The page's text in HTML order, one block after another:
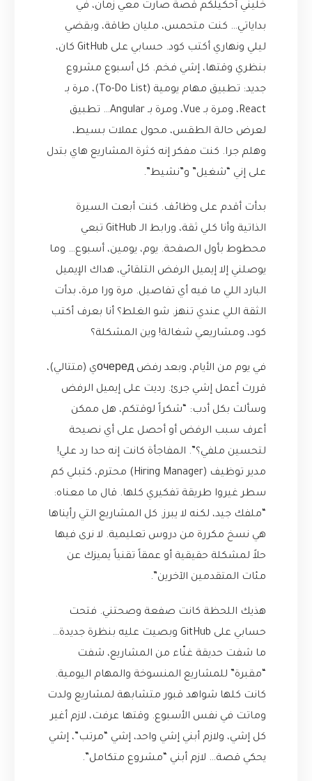
خليني أحكيلكم قصة صارت معي زمان، في
بداياتي… كنت متحمس، مليان طاقة، وبقضي
ليلي ونهاري أكتب كود. حسابي على GitHub كان،
بنظري وقتها، إشي فخم. كل أسبوع مشروع
جديد: تطبيق مهام يومية (To-Do List)، مرة بـ
React، ومرة بـ Vue، ومرة بـ Angular… تطبيق
لعرض حالة الطقس، محول عملات بسيط،
وهلم جرا. كنت مفكر إنه كثرة المشاريع هاي بتدل
على إني “شغيل” و”نشيط”.
بدأت أقدم على وظائف. كنت أبعت السيرة
الذاتية وأنا كلي ثقة، ورابط الـ GitHub تبعي
محطوط بأول الصفحة. يوم، يومين، أسبوع… وما
يوصلني إلا إيميل الرفض التلقائي، هداك الإيميل
البارد اللي ما فيه أي تفاصيل. مرة ورا مرة، بدأت
الثقة اللي عندي تنهز. شو الغلط؟ أنا بعرف أكتب
كود، ومشاريعي شغالة! وين المشكلة؟
في يوم من الأيام، وبعد رفض очередي (متتالي)،
قررت أعمل إشي جرئ. رديت على إيميل الرفض
وسألت بكل أدب: “شكراً لوقتكم، هل ممكن
أعرف سبب الرفض أو أحصل على أي نصيحة
لتحسين ملفي؟”. المفاجأة كانت إنه حدا رد علي!
مدير توظيف (Hiring Manager) محترم، كتبلي كم
سطر غيروا طريقة تفكيري كلها. قال ما معناه:
“ملفك جيد، لكنه لا يبرز. كل المشاريع التي رأيناها
هي نسخ مكررة من دروس تعليمية. لا نرى فيها
حلاً لمشكلة حقيقية أو عمقاً تقنياً يميزك عن
مئات المتقدمين الآخرين”.
هذيك اللحظة كانت صفعة وصحتني. فتحت
حسابي على GitHub وبصيت عليه بنظرة جديدة…
ما شفت حديقة غنّاء من المشاريع، شفت
“مقبرة” للمشاريع المنسوخة والمهام اليومية.
كانت كلها شواهد قبور متشابهة لمشاريع ولدت
وماتت في نفس الأسبوع. وقتها عرفت، لازم أغير
كل إشي، ولازم أبني إشي واحد، إشي “مرتب”، إشي
يحكي قصة… لازم أبني “مشروع متكامل”.